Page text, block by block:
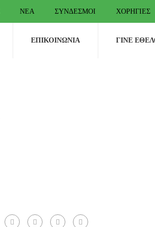
ΝΈΑ ΣΎΝΔΕΣΜΟΙ ΧΟΡΗΓΊΕΣ
ΕΠΙΚΟΙΝΩΝΊΑ ΓΊΝΕ